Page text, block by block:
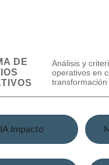
IA Impacto